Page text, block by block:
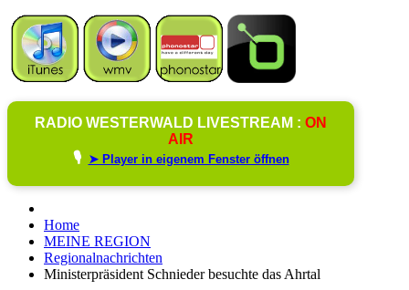
RADIO WESTERWALD LIVESTREAM : ON
AIR
🎙️ ➤ Player in eigenem Fenster öffnen
Home
MEINE REGION
Regionalnachrichten
Ministerpräsident Schnieder besuchte das Ahrtal